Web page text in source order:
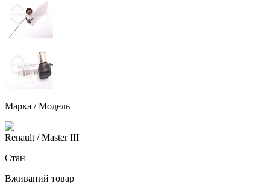
Марка / Модель
Renault / Master III
Стан
Вживаний товар